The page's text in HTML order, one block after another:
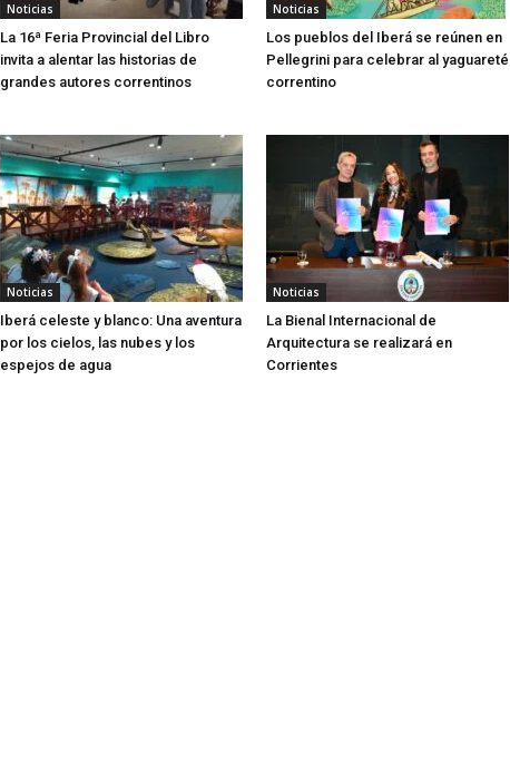
Noticias
La 16ª Feria Provincial del Libro
invita a alentar las historias de
grandes autores correntinos
Noticias
Los pueblos del Iberá se reúnen en
Pellegrini para celebrar al yaguareté
correntino
Noticias
Iberá celeste y blanco: Una aventura
por los cielos, las nubes y los
espejos de agua
Noticias
La Bienal Internacional de
Arquitectura se realizará en
Corrientes